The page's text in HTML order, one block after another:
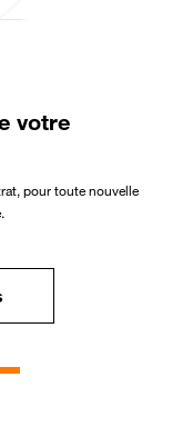
votre
pour toute nouvelle